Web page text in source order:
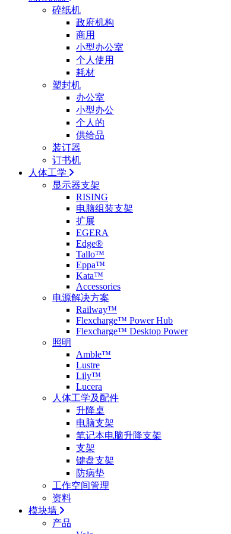
碎纸机
政府机构
商用
小型办公室
个人使用
耗材
塑封机
办公室
小型办公
个人的
供给品
装订器
订书机
人体工学
显示器支架
RISING
电脑组装支架
扩展
EGERA
Edge®
Tallo™
Eppa™
Kata™
Accessories
电源解决方案
Railway™
Flexcharge™ Power Hub
Flexcharge™ Desktop Power
照明
Amble™
Lustre
Lily™
Lucera
人体工学及配件
升降桌
电脑支架
笔记本电脑升降支架
支架
键盘支架
防病垫
工作空间管理
资料
模块墙
产品